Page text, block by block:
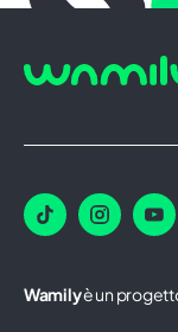
Wamilyè un